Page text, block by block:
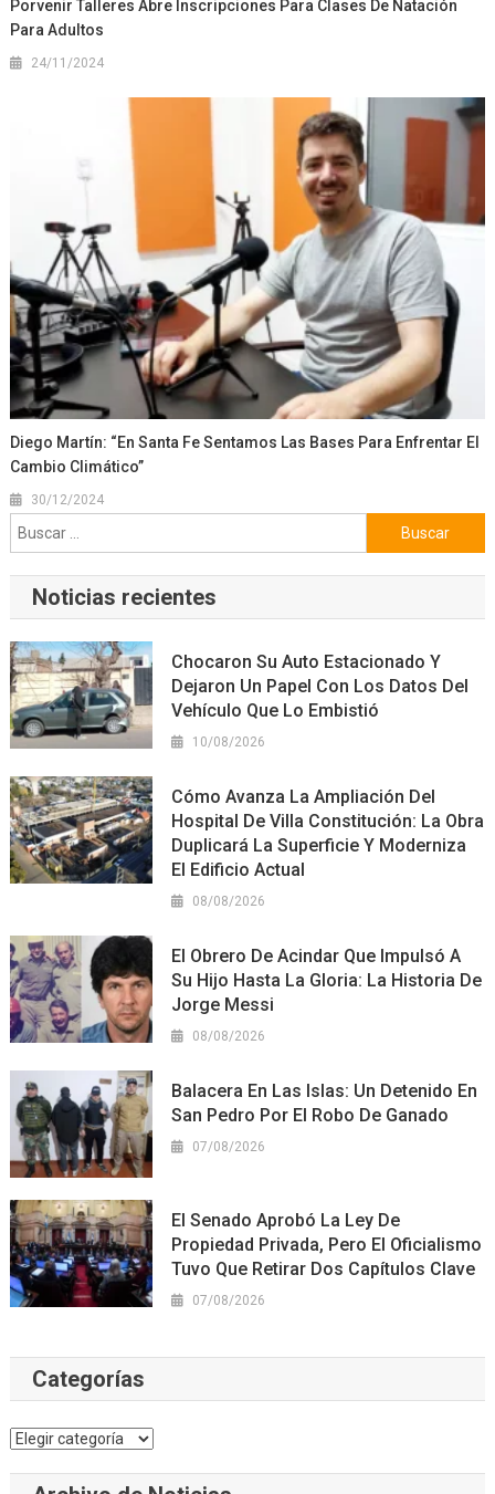
Porvenir Talleres Abre Inscripciones Para Clases De Natación
Para Adultos
24/11/2024
Diego Martín: “En Santa Fe Sentamos Las Bases Para Enfrentar El
Cambio Climático”
30/12/2024
Buscar:
Noticias recientes
Chocaron Su Auto Estacionado Y
Dejaron Un Papel Con Los Datos Del
Vehículo Que Lo Embistió
10/08/2026
Cómo Avanza La Ampliación Del
Hospital De Villa Constitución: La Obra
Duplicará La Superficie Y Moderniza
El Edificio Actual
08/08/2026
El Obrero De Acindar Que Impulsó A
Su Hijo Hasta La Gloria: La Historia De
Jorge Messi
08/08/2026
Balacera En Las Islas: Un Detenido En
San Pedro Por El Robo De Ganado
07/08/2026
El Senado Aprobó La Ley De
Propiedad Privada, Pero El Oficialismo
Tuvo Que Retirar Dos Capítulos Clave
07/08/2026
Categorías
Categorías